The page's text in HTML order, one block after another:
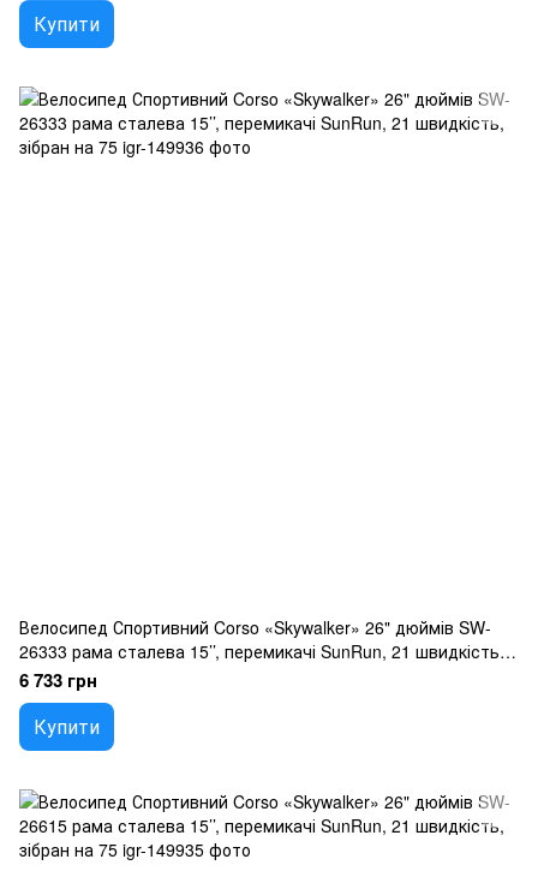
Купити
Велосипед Спортивний Corso «Skywalker» 26" дюймів SW-
26333 рама сталева 15’’, перемикачі SunRun, 21 швидкість,
зібран на 75
6 733 грн
Купити